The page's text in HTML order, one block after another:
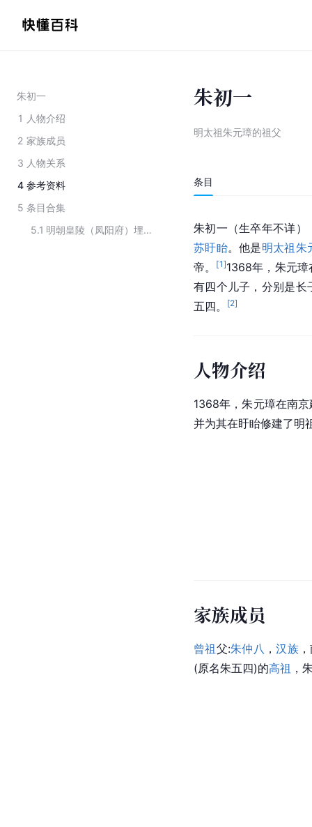
朱初一
1 人物介绍
2 家族成员
3 人物关系
4 参考资料
5 条目合集
5.1
明朝皇陵（凤阳府）埋葬的人物
朱初一
明太祖朱元璋的祖父
条目
朱初一（生卒年不详）
苏盱眙。他是明太祖朱
帝。
[1]1368年，朱元
有四个儿子，分别是长
五四。
[2]
人物介绍
1368年，朱元璋在南
并为其在盱眙修建了明
家族成员
曾祖父:朱仲八 ，汉族，
(原名朱五四)的高祖 ，